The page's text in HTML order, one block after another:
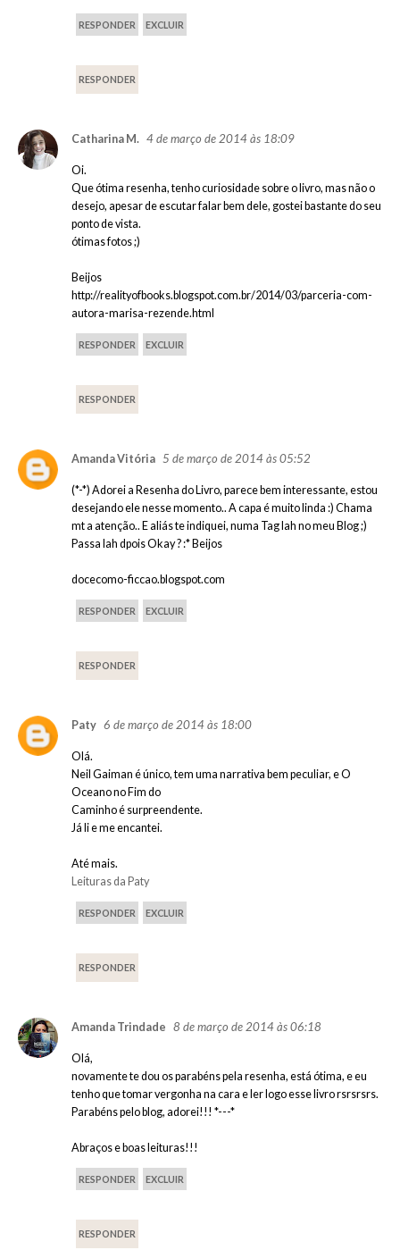
RESPONDER EXCLUIR
RESPONDER
Catharina M. 4 de março de 2014 às 18:09
Oi.
Que ótima resenha, tenho curiosidade sobre o livro, mas não o
desejo, apesar de escutar falar bem dele, gostei bastante do seu
ponto de vista.
ótimas fotos ;)
Beijos
http://realityofbooks.blogspot.com.br/2014/03/parceria-com-
autora-marisa-rezende.html
RESPONDER EXCLUIR
RESPONDER
Amanda Vitória 5 de março de 2014 às 05:52
(*-*) Adorei a Resenha do Livro, parece bem interessante, estou
desejando ele nesse momento.. A capa é muito linda :) Chama
mt a atenção.. E aliás te indiquei, numa Tag lah no meu Blog ;)
Passa lah dpois Okay ? :* Beijos
docecomo-ficcao.blogspot.com
RESPONDER EXCLUIR
RESPONDER
Paty 6 de março de 2014 às 18:00
Olá.
Neil Gaiman é único, tem uma narrativa bem peculiar, e O
Oceano no Fim do
Caminho é surpreendente.
Já li e me encantei.
Até mais.
Leituras da Paty
RESPONDER EXCLUIR
RESPONDER
Amanda Trindade 8 de março de 2014 às 06:18
Olá,
novamente te dou os parabéns pela resenha, está ótima, e eu
tenho que tomar vergonha na cara e ler logo esse livro rsrsrsrs.
Parabéns pelo blog, adorei!!! *---*
Abraços e boas leituras!!!
RESPONDER EXCLUIR
RESPONDER